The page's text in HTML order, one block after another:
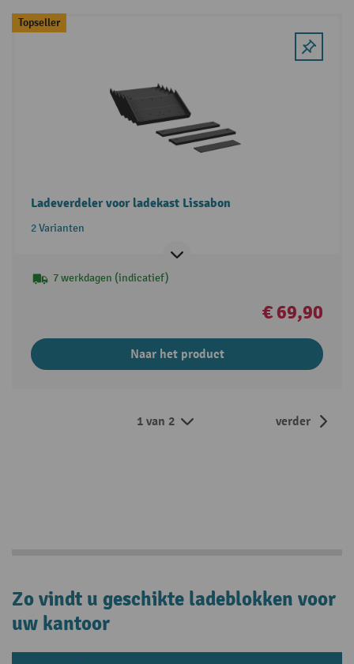
Topseller
Ladeverdeler voor ladekast Lissabon
2 Varianten
7 werkdagen (indicatief)
€ 69,90
Naar het product
1 van 2 verder
Zo vindt u geschikte ladeblokken voor
uw kantoor